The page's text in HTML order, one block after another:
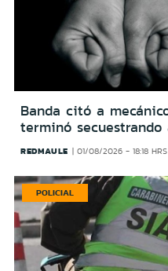
Banda citó a
terminó
REDMAULE 01/08/2026 - 18:18 HRS
POLICIAL